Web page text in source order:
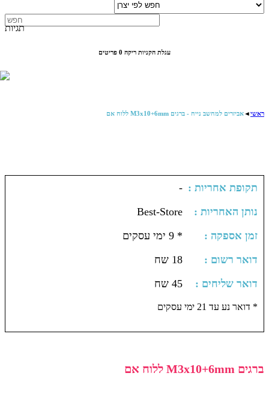
תגיות
עגלת הקניות ריקה 0 פריטים
ראשי◄אביזרים למחשב נייח - ברגים M3x10+6mm ללוח אם
: תקופת אחריות
-
: נותן האחריות
Best-Store
: זמן אספקה
* 9 ימי עסקים
: דואר רשום
18 שח
: דואר שליחים
45 שח
דואר נע עד 21 ימי עסקים *
ברגים M3x10+6mm ללוח אם